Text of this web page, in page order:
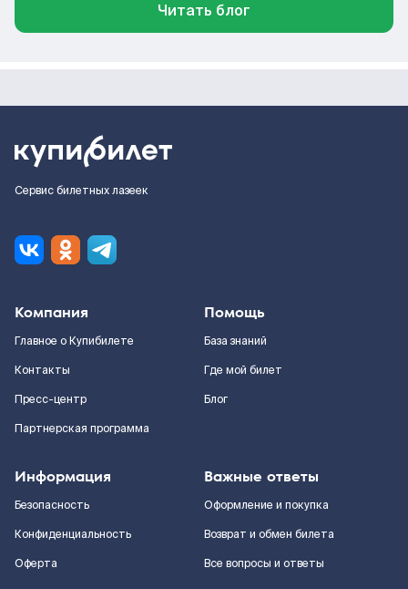
Читать блог
Сервис билетных лазеек
Компания
Главное о Купибилете
Контакты
Пресс-центр
Партнерская программа
Помощь
База знаний
Где мой билет
Блог
Информация
Безопасность
Конфиденциальность
Оферта
Важные ответы
Оформление и покупка
Возврат и обмен билета
Все вопросы и ответы